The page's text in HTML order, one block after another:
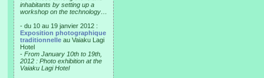
inhabitants by setting up a
workshop on the technology…
- du 10 au 19 janvier 2012 :
Exposition photographique
traditionnelle au Vaiaku Lagi
Hotel
- From January 10th to 19th,
2012 : Photo exhibition at the
Vaiaku Lagi Hotel